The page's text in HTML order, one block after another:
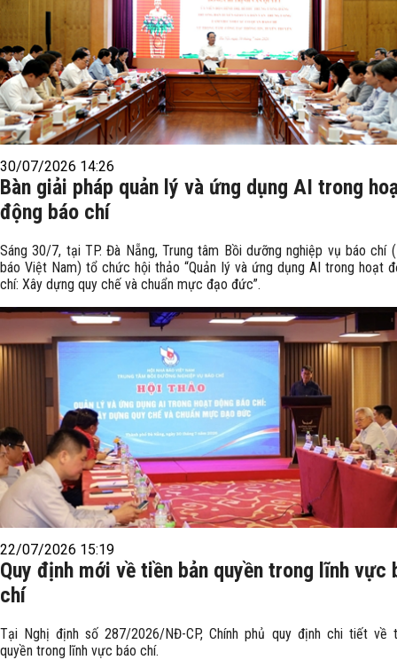
30/07/2026 14:26
Bàn giải pháp quản lý và ứng dụng AI trong
động báo chí
Sáng 30/7, tại TP. Đà Nẵng, Trung tâm Bồi dưỡng nghiệp vụ báo chí
báo Việt Nam) tổ chức hội thảo “Quản lý và ứng dụng AI trong hoạt
chí: Xây dựng quy chế và chuẩn mực đạo đức”.
22/07/2026 15:19
Quy định mới về tiền bản quyền trong lĩnh vực
chí
Tại Nghị định số 287/2026/NĐ-CP, Chính phủ quy định chi tiết về
quyền trong lĩnh vực báo chí.